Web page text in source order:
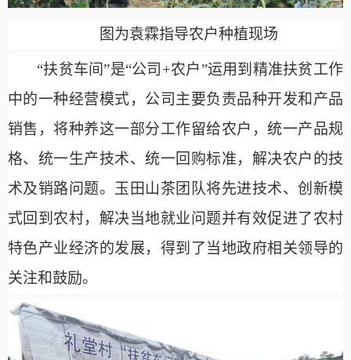
图为袁霖指导农户种植现场
“扶贫车间”是“公司+农户”运用到精准扶贫工作
中的一种经营模式，公司主要负责品种开发和产品
销售，将种养这一部分工作留给农户，统一产品规
格、统一生产技术、统一回购标准，解决农户的技
术及销路问题。玉田山茶团队将先进技术、创新模
式回到农村，解决当地就业问题并有效促进了农村
特色产业经济的发展，得到了当地政府相关领导的
关注和鼓励。